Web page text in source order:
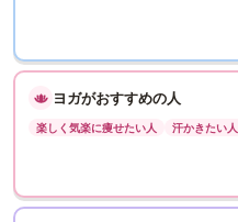
ヨガがおすすめの人
楽しく気楽に痩せたい人 汗かきたい人